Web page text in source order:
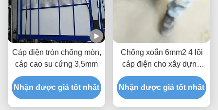
Cáp điện tròn chống mòn,
cáp cao su cứng 3,5mm
Nhận được giá tốt nhất
Chống xoắn 6mm2 4 lõi
cáp điện cho xây dựng
nâng
Nhận được giá tốt nhất